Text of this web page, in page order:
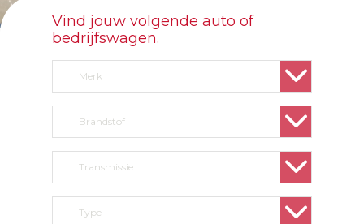
Vind jouw volgende auto of
bedrijfswagen.